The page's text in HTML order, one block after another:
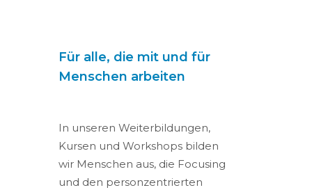
Für alle, die mit und für
Menschen arbeiten
In unseren Weiterbildungen,
Kursen und Workshops bilden
wir Menschen aus, die Focusing
und den personzentrierten